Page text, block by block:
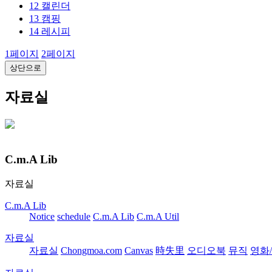
12 캘린더
13 캠핑
14 레시피
1페이지 2페이지
상단으로
자료실
C.m.A Lib
자료실
C.m.A Lib
Notice schedule C.m.A Lib C.m.A Util
자료실
자료실 Chongmoa.com Canvas 時失里 오디오북 뮤직 영화